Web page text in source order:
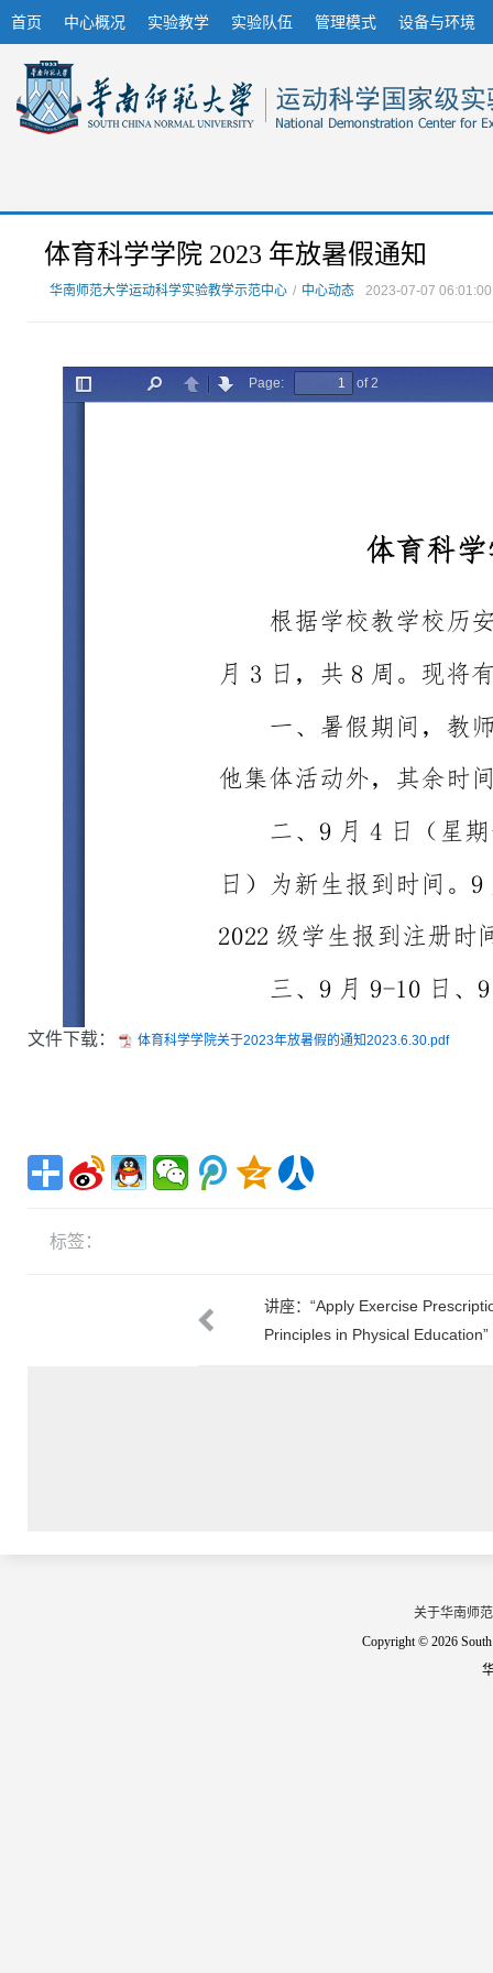
首页 中心概况 实验教学 实验队伍 管理模式 设备与环境
体育科学学院 2023 年放暑假通知
华南师范大学运动科学实验教学示范中心 / 中心动态 2023-07-07 06:01:00
文件下载： 体育科学学院关于2023年放暑假的通知2023.6.30.pdf
标签：
年秋季开学实验室安全检查工
讲座：“Apply Exercise
Principles in Physical Education”
关于华南师
Copyright © 2026